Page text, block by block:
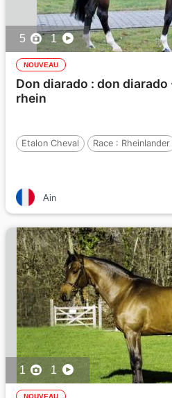
5 1
NOUVEAU
Don diarado : don
rhein
Etalon Cheval Race : Rheinlander
Ain
1 1
NOUVEAU